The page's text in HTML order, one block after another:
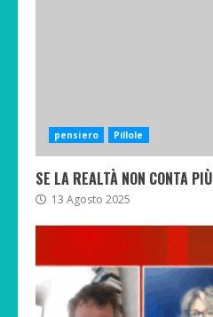
pensiero Pillole
SE LA REALTÀ NON CONTA PIÙ
13 Agosto 2025